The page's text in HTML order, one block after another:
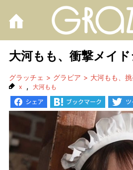
大河もも、衝撃メイ
グラッチェ グラビア 大河もも、
x , 大河もも